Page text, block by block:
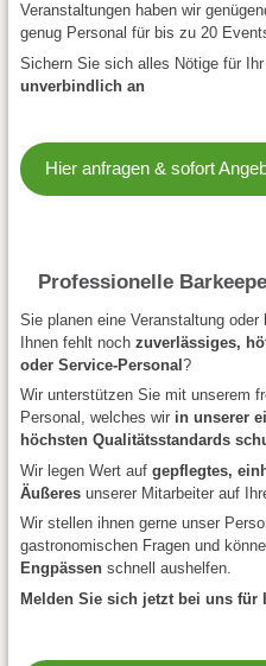
Veranstaltungen haben wir
genug Personal für bis zu 20
Sichern Sie sich alles Nötige für
unverbindlich an
Hier anfragen & sofort
Professionelle
Sie planen eine Veranstaltung
Ihnen fehlt noch zuverlässiges,
oder Service-Personal?
Wir unterstützen Sie mit unserem
Personal, welches wirin unserer
höchsten Qualitätsstandards
Wir legen Wert auf gepflegtes,
Äußeresunserer Mitarbeiter auf
Wir stellen ihnen gerne unser
gastronomischen Fragen und
Engpässen schnell aushelfen.
Melden Sie sich jetzt bei uns für